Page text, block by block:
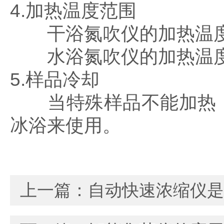
4.加热温度范围
干浴氮吹仪的加热温
水浴氮吹仪的加热温
5.样品冷却
当特殊样品不能加热
冰浴来使用。
上一篇： 自动快速浓缩仪